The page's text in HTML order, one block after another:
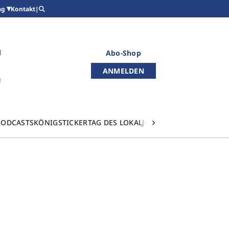
Kontakt|
Abo-Shop
ANMELDEN
KÖNIGSTICKERTAG DES LOKALJOURNALISMUS